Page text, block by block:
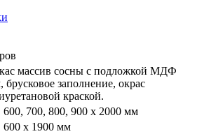
массив сосны с подложкой МДФ
брусковое заполнение, окрас
краской.
600, 700, 800, 900 x 2000 мм
600 х 1900 мм